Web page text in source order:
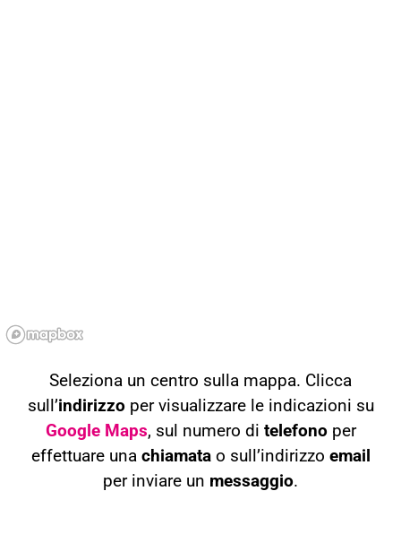
Seleziona un centro sulla mappa. Clicca
sull’indirizzo per visualizzare le indicazioni su
Google Maps, sul numero di telefono per
effettuare una chiamatao sull’indirizzo email
per inviare un messaggio.